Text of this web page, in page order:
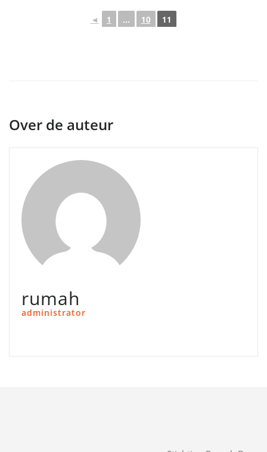
◄ 1 ... 10 11
Over de auteur
rumah
administrator